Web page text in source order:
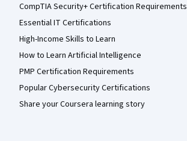
CompTIA Security+ Certification Requirements
Essential IT Certifications
High-Income Skills to Learn
How to Learn Artificial Intelligence
PMP Certification Requirements
Popular Cybersecurity Certifications
Share your Coursera learning story